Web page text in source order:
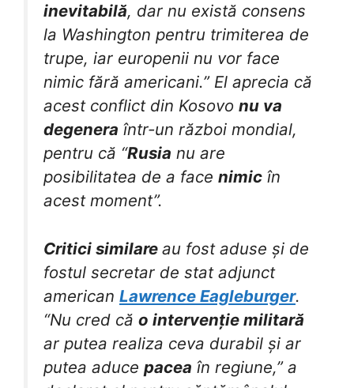
inevitabilă, dar nu există consens
la Washington pentru trimiterea de
trupe, iar europenii nu vor face
nimic fără americani.” El aprecia că
acest conflict din Kosovo nu va
degenera într-un război mondial,
pentru că “Rusia nu are
posibilitatea de a face nimic în
acest moment”.
Critici similare au fost aduse și de
fostul secretar de stat adjunct
american Lawrence Eagleburger.
“Nu cred că o intervenție militară
ar putea realiza ceva durabil și ar
putea aduce pacea în regiune,” a